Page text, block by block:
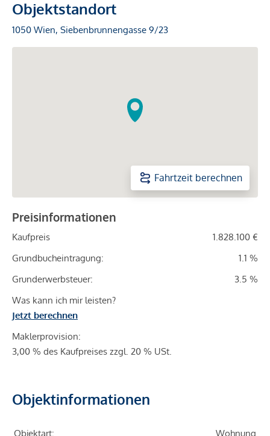
Objektstandort
1050 Wien, Siebenbrunnengasse 9/23
Fahrtzeit berechnen
Preisinformationen
Kaufpreis
1.828.100 €
Grundbucheintragung:
1.1 %
Grunderwerbsteuer:
3.5 %
Was kann ich mir leisten?
Jetzt berechnen
Maklerprovision:
3,00 % des Kaufpreises zzgl. 20 % USt.
Objektinformationen
Objektart: Wohnung